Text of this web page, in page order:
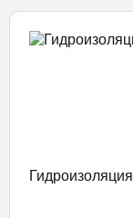
Гидроизоляция